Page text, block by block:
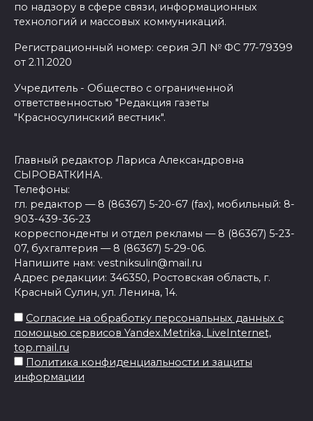
по надзору в сфере связи, информационных
технологий и массовых коммуникаций.
Регистрационный номер: серия ЭЛ № ФС 77-79399
от 2.11.2020
Учредитель - Общество с ограниченной
ответственностью "Редакция газеты
"Красносулинский вестник".
Главный редактор Лариса Александровна
СЫРОВАТКИНА.
Телефоны:
гл. редактор — 8 (86367) 5-20-67 (fax), мобильный: 8-
903-439-36-23
корреспонденты и отдел рекламы — 8 (86367) 5-23-
07, бухгалтерия — 8 (86367) 5-29-06.
Напишите нам: vestniksulin@mail.ru
Адрес редакции: 346350, Ростовская область, г.
Красный Сулин, ул. Ленина, 14.
Согласие на обработку персональных данных с
помощью сервисов Yandex.Metrika, LiveInternet,
top.mail.ru
Политика конфиденциальности и защиты
информации